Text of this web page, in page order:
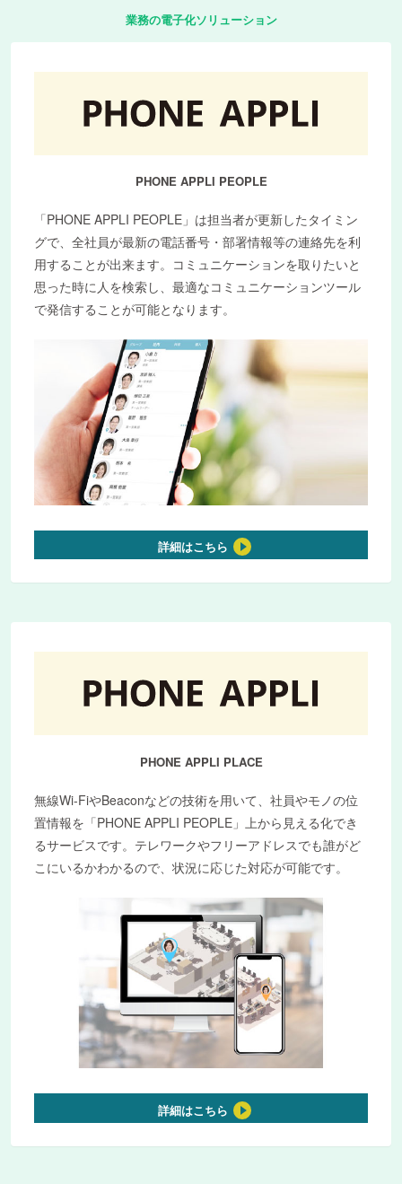
業務の電子化ソリューション
PHONE APPLI PEOPLE
「PHONE APPLI PEOPLE」は担当者が更新したタイミン
グで、全社員が最新の電話番号・部署情報等の連絡先を利
用することが出来ます。コミュニケーションを取りたいと
思った時に人を検索し、最適なコミュニケーションツール
で発信することが可能となります。
詳細はこちら
PHONE APPLI PLACE
無線Wi-FiやBeaconなどの技術を用いて、社員やモノの位
置情報を「PHONE APPLI PEOPLE」上から見える化でき
るサービスです。テレワークやフリーアドレスでも誰がど
こにいるかわかるので、状況に応じた対応が可能です。
詳細はこちら